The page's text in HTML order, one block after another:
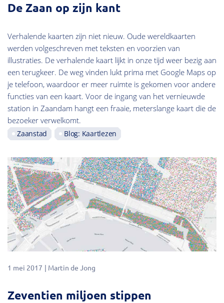
De Zaan op zijn kant
Verhalende kaarten zijn niet nieuw. Oude wereldkaarten
werden volgeschreven met teksten en voorzien van
illustraties. De verhalende kaart lijkt in onze tijd weer bezig aan
een terugkeer. De weg vinden lukt prima met Google Maps op
je telefoon, waardoor er meer ruimte is gekomen voor andere
functies van een kaart. Voor de ingang van het vernieuwde
station in Zaandam hangt een fraaie, meterslange kaart die de
bezoeker verwelkomt.
Zaanstad Blog: Kaartlezen
1 mei 2017 Martin de Jong
Zeventien miljoen stippen